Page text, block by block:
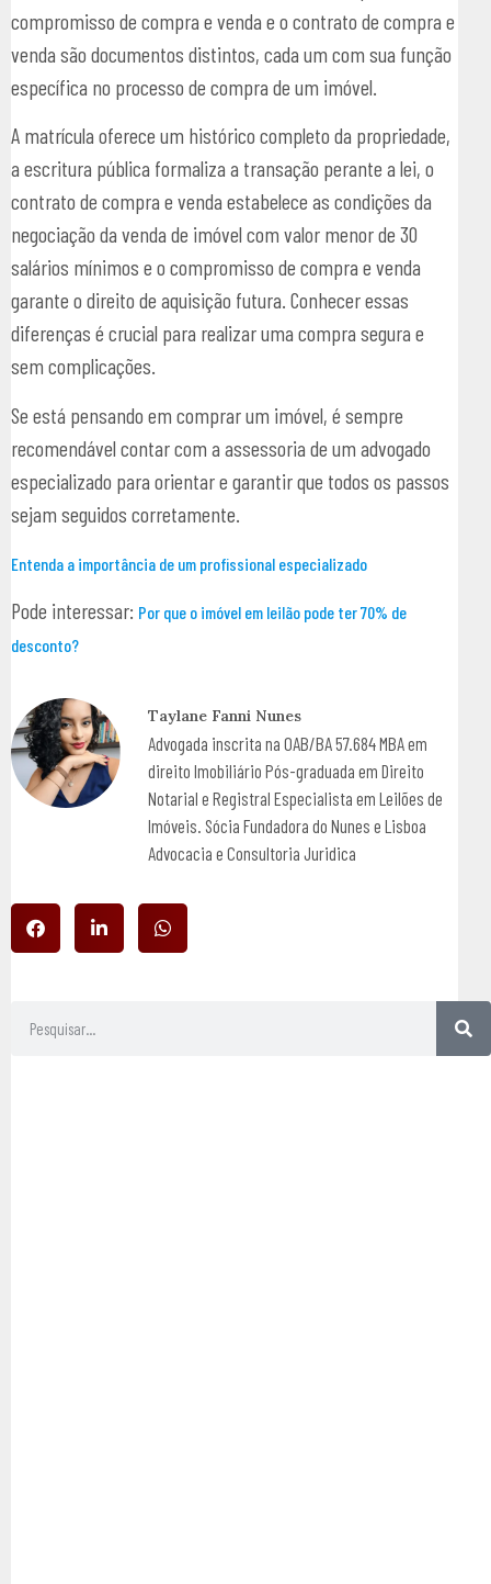
compromisso de compra e venda e o contrato de compra e
venda são documentos distintos, cada um com sua função
específica no processo de compra de um imóvel.
A matrícula oferece um histórico completo da propriedade,
a escritura pública formaliza a transação perante a lei, o
contrato de compra e venda estabelece as condições da
negociação da venda de imóvel com valor menor de 30
salários mínimos e o compromisso de compra e venda
garante o direito de aquisição futura. Conhecer essas
diferenças é crucial para realizar uma compra segura e
sem complicações.
Se está pensando em comprar um imóvel, é sempre
recomendável contar com a assessoria de um advogado
especializado para orientar e garantir que todos os passos
sejam seguidos corretamente.
Entenda a importância de um profissional especializado
Pode interessar: Por que o imóvel em leilão pode ter 70% de
desconto?
Taylane Fanni Nunes
Advogada inscrita na OAB/BA 57.684 MBA em
direito Imobiliário Pós-graduada em Direito
Notarial e Registral Especialista em Leilões de
Imóveis. Sócia Fundadora do Nunes e Lisboa
Advocacia e Consultoria Juridica